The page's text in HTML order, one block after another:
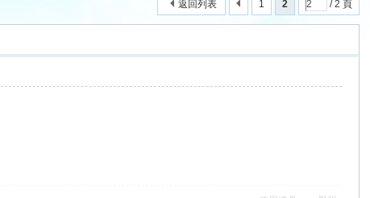
1 2 / 2 頁
返回列表